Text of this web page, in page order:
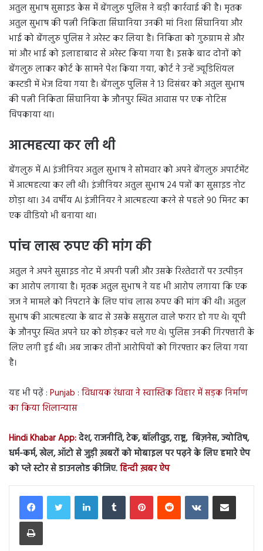
अतुल सुभाष सुसाइड केस में बेंगलुरु पुलिस ने बड़ी कार्रवाई की है। मृतक
अतुल सुभाष की पत्नी निकिता सिंघानिया उनकी मां निशा सिंघानिया और
भाई को बेंगलुरु पुलिस ने अरेस्ट कर लिया है। निकिता को गुरुग्राम से और
मां और भाई को इलाहाबाद से अरेस्ट किया गया है। इसके बाद दोनों को
बेंगलुरु लाकर कोर्ट के सामने पेश किया गया, कोर्ट ने उन्हें ज्यूडिशियल
कस्टडी में भेज दिया गया है। बेंगलुरु पुलिस ने 13 दिसंबर को अतुल सुभाष
की पत्नी निकिता सिंघानिया के जौनपुर स्थित आवास पर एक नोटिस
चिपकाया था।
आत्महत्या कर ली थी
बेंगलुरु में AI इंजीनियर अतुल सुभाष ने सोमवार को अपने बेंगलुरु अपार्टमेंट
में आत्महत्या कर ली थी। इंजीनियर अतुल सुभाष 24 पन्नों का सुसाइड नोट
छोड़ा था। 34 वर्षीय AI इंजीनियर ने आत्महत्या करने से पहले 90 मिनट का
एक वीडियो भी बनाया था।
पांच लाख रुपए की मांग की
अतुल ने अपने सुसाइड नोट में अपनी पत्नी और उसके रिश्तेदारों पर उत्पीड़न
का आरोप लगाया है। मृतक अतुल सुभाष ने यह भी आरोप लगाया कि एक
जज ने मामले को निपटाने के लिए पांच लाख रुपए की मांग की थी। अतुल
सुभाष की आत्महत्या के बाद से उसके ससुराल वाले फरार हो गए थे। यूपी
के जौनपुर स्थित अपने घर को छोड़कर चले गए थे। पुलिस उनकी गिरफ्तारी के
लिए लगी हुई थी। अब जाकर तीनों आरोपियों को गिरफ्तार कर लिया गया
है।
यह भी पढ़ें : Punjab : विधायक रंधावा ने स्वास्तिक विहार में सड़क निर्माण
का किया शिलान्यास
Hindi Khabar App:देश, राजनीति, टेक, बॉलीवुड, राष्ट्र, बिज़नेस, ज्योतिष,
धर्म-कर्म, खेल, ऑटो से जुड़ी ख़बरों को मोबाइल पर पढ़ने के लिए हमारे ऐप
को प्ले स्टोर से डाउनलोड कीजिए.हिन्दी ख़बर ऐप
LinkedInTumblr PinterestReddit VKontakteShare via Email
Print